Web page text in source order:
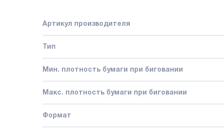
Артикул производителя
Тип
Мин. плотность бумаги при биговании
Макс. плотность бумаги при биговании
Формат